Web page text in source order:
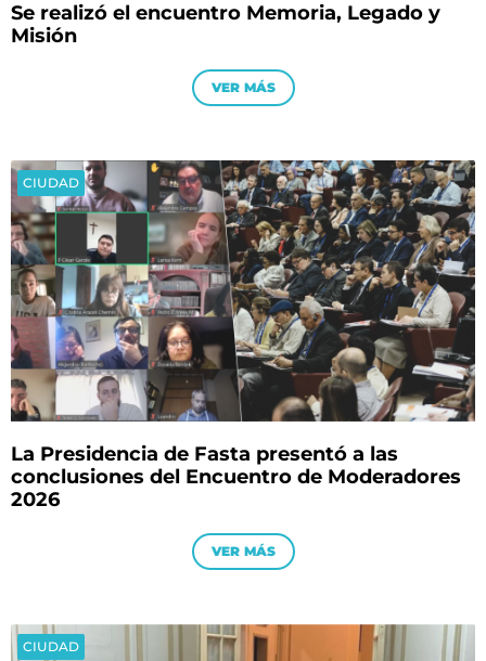
Se realizó el encuentro Memoria, Legado y
Misión
VER MÁS
CIUDAD
La Presidencia de Fasta presentó a las
conclusiones del Encuentro de Moderadores
2026
VER MÁS
CIUDAD